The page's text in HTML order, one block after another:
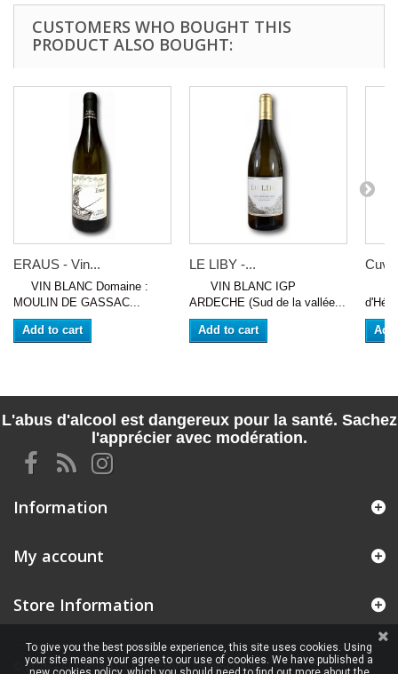
CUSTOMERS WHO BOUGHT THIS
PRODUCT ALSO BOUGHT:
ERAUS - Vin...
VIN BLANC Domaine :
MOULIN DE GASSAC...
Add to cart
LE LIBY -...
VIN BLANC IGP
ARDECHE (Sud de la vallée...
Add to cart
L'abus d'alcool est dangereux pour la santé. Sachez
l'apprécier avec modération.
Information
© 2026 - ALL RIGHTS RESERVED VINSOLITE
My account
Store Information
To give you the best possible experience, this site uses cookies. Using
your site means your agree to our use of cookies. We have published a